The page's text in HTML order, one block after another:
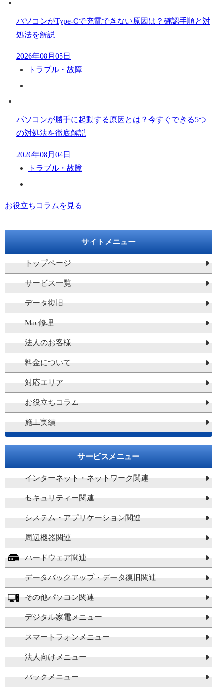
パソコンがType-Cで充電できない原因は？確認手順と対
処法を解説
2026年08月05日
トラブル・故障
パソコンが勝手に起動する原因とは？今すぐできる5つ
の対処法を徹底解説
2026年08月04日
トラブル・故障
お役立ちコラムを見る
サイトメニュー
トップページ
サービス一覧
データ復旧
Mac修理
法人のお客様
料金について
対応エリア
お役立ちコラム
施工実績
サービスメニュー
インターネット・ネットワーク関連
セキュリティー関連
システム・アプリケーション関連
周辺機器関連
ハードウェア関連
データバックアップ・データ復旧関連
その他パソコン関連
デジタル家電メニュー
スマートフォンメニュー
法人向けメニュー
パックメニュー